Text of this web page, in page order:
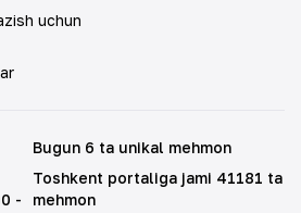
uchun
-
Bugun 6 ta unikal mehmon
Toshkent portaliga jami 41181 ta
mehmon